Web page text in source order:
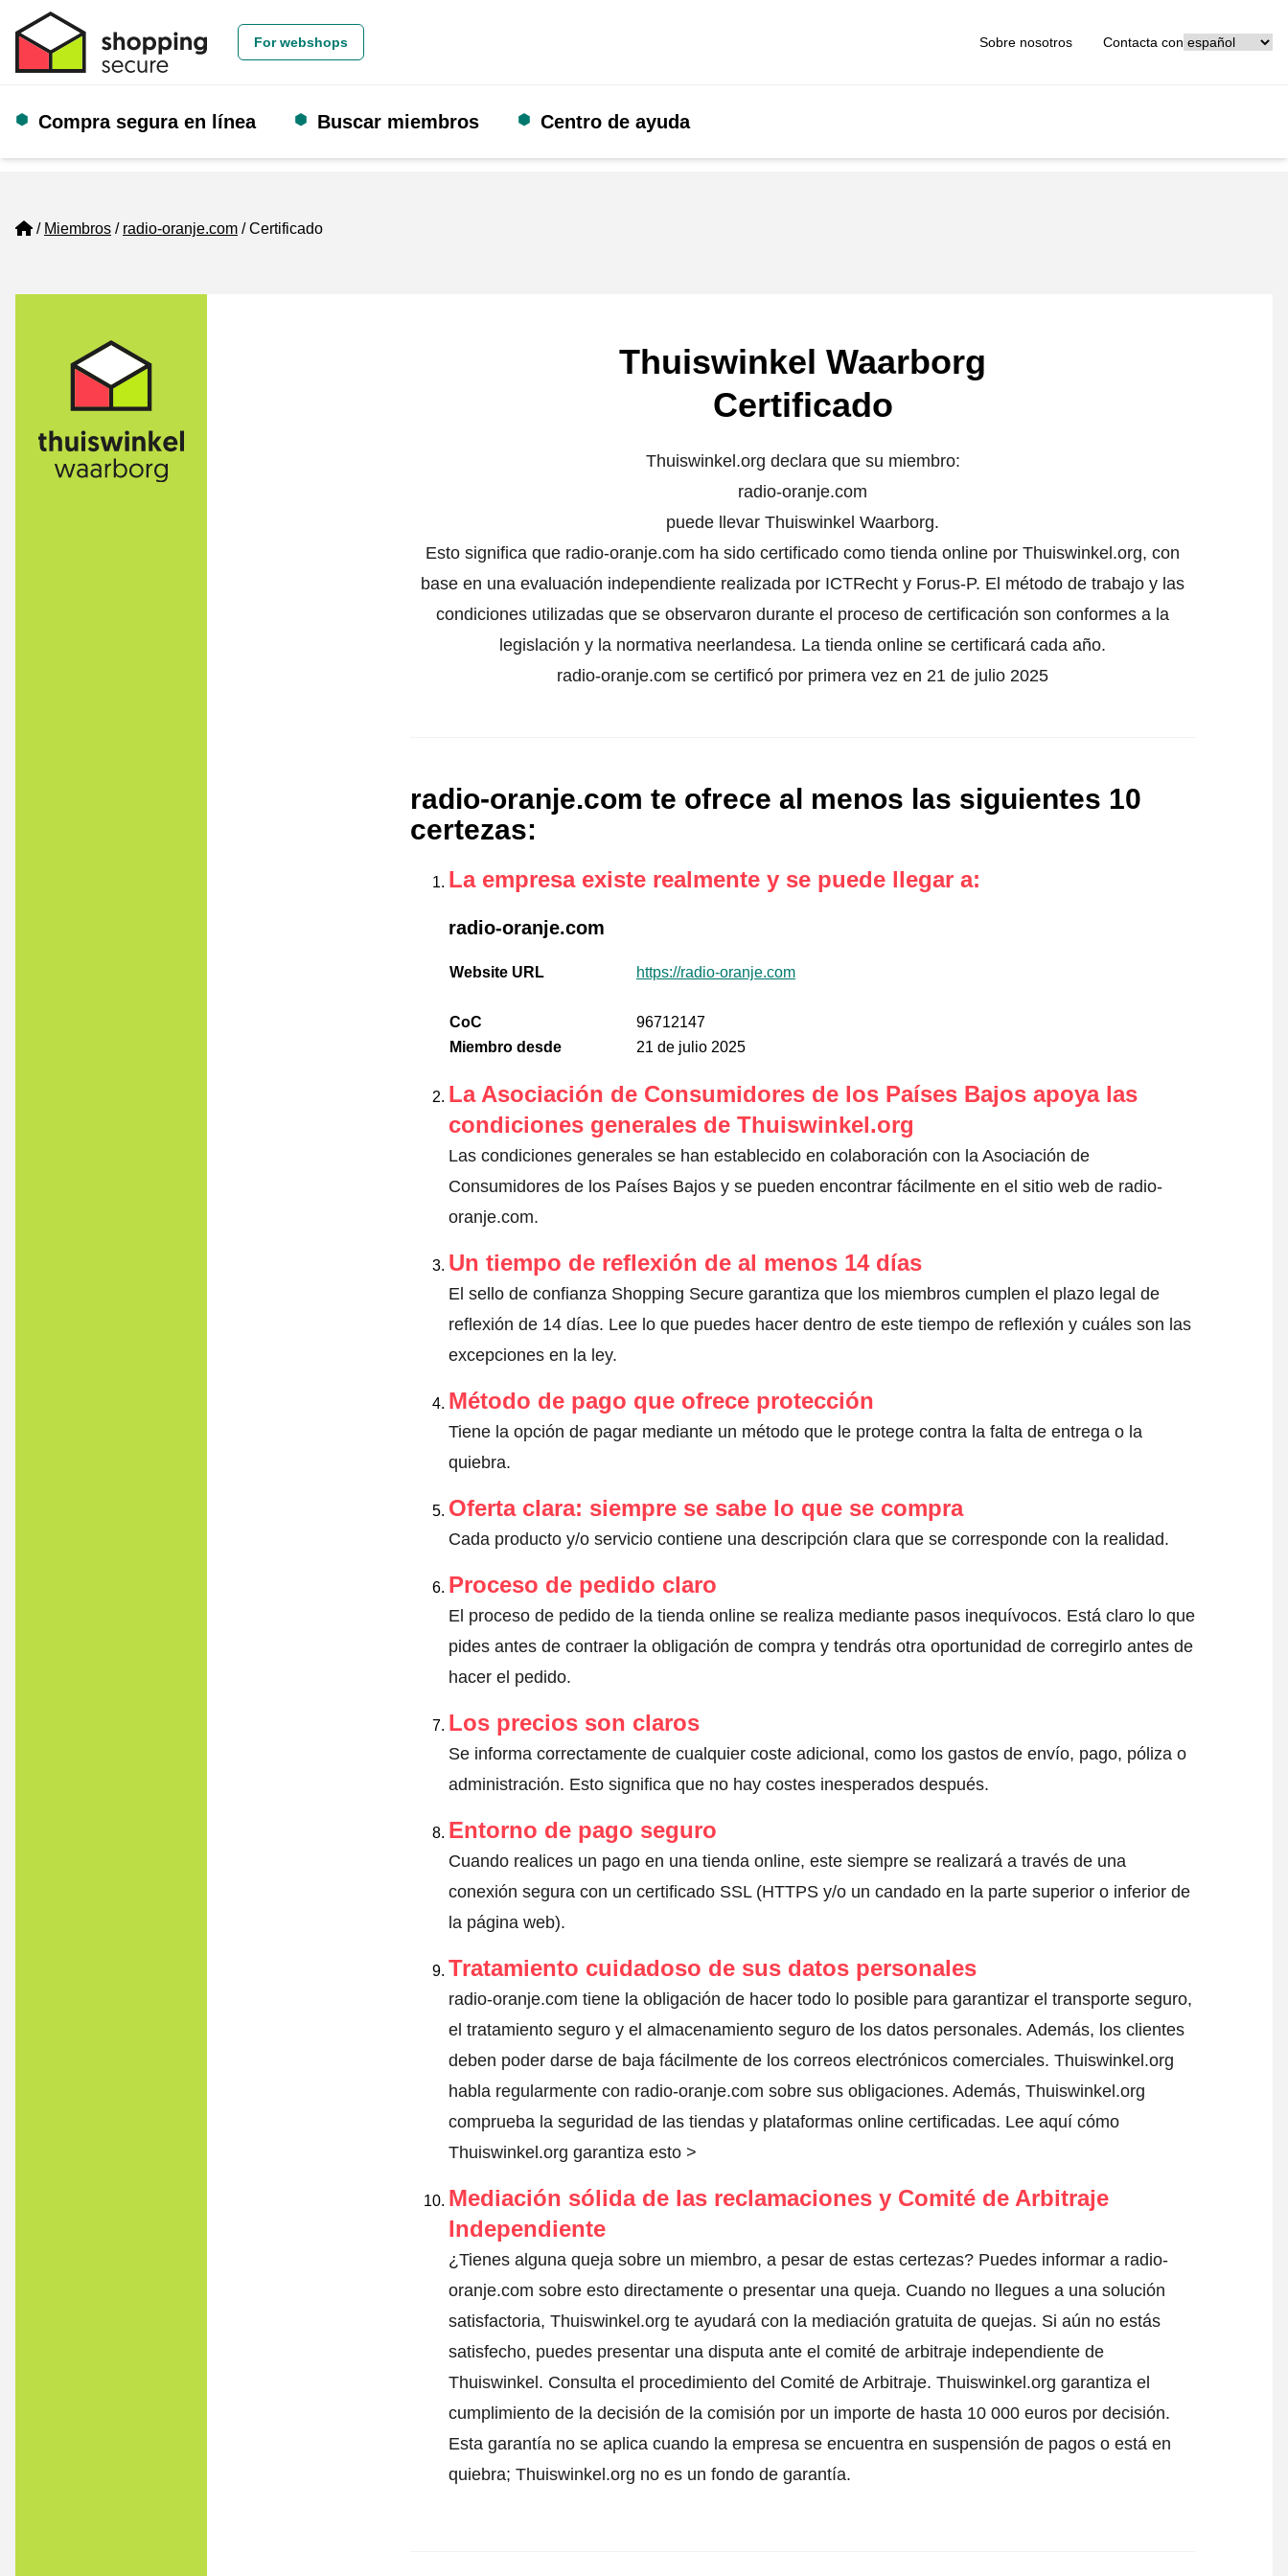
For webshops Sobre nosotros Contacta con
Compra segura en línea Buscar miembros Centro de ayuda
Home
Miembros radio-oranje.com Certificado
Thuiswinkel Waarborg
Certificado
Thuiswinkel.org declara que su miembro:
radio-oranje.com
puede llevar Thuiswinkel Waarborg.
Esto significa que radio-oranje.com ha sido certificado como tienda online por Thuiswinkel.org, con
base en una evaluación independiente realizada por ICTRecht y Forus-P. El método de trabajo y las
condiciones utilizadas que se observaron durante el proceso de certificación son conformes a la
legislación y la normativa neerlandesa. La tienda online se certificará cada año.
radio-oranje.com se certificó por primera vez en 21 de julio 2025
radio-oranje.com te ofrece al menos las siguientes 10
certezas:
La empresa existe realmente y se puede llegar a:
radio-oranje.com
Website URL https://radio-oranje.com
CoC
96712147
Miembro desde
21 de julio 2025
La Asociación de Consumidores de los Países Bajos apoya las
condiciones generales de Thuiswinkel.org
Las condiciones generales se han establecido en colaboración con la Asociación de
Consumidores de los Países Bajos y se pueden encontrar fácilmente en el sitio web de radio-
oranje.com.
Un tiempo de reflexión de al menos 14 días
El sello de confianza Shopping Secure garantiza que los miembros cumplen el plazo legal de
reflexión de 14 días. Lee lo que puedes hacer dentro de este tiempo de reflexión y cuáles son las
excepciones en la ley.
Método de pago que ofrece protección
Tiene la opción de pagar mediante un método que le protege contra la falta de entrega o la
quiebra.
Oferta clara: siempre se sabe lo que se compra
Cada producto y/o servicio contiene una descripción clara que se corresponde con la realidad.
Proceso de pedido claro
El proceso de pedido de la tienda online se realiza mediante pasos inequívocos. Está claro lo que
pides antes de contraer la obligación de compra y tendrás otra oportunidad de corregirlo antes de
hacer el pedido.
Los precios son claros
Se informa correctamente de cualquier coste adicional, como los gastos de envío, pago, póliza o
administración. Esto significa que no hay costes inesperados después.
Entorno de pago seguro
Cuando realices un pago en una tienda online, este siempre se realizará a través de una
conexión segura con un certificado SSL (HTTPS y/o un candado en la parte superior o inferior de
la página web).
Tratamiento cuidadoso de sus datos personales
radio-oranje.com tiene la obligación de hacer todo lo posible para garantizar el transporte seguro,
el tratamiento seguro y el almacenamiento seguro de los datos personales. Además, los clientes
deben poder darse de baja fácilmente de los correos electrónicos comerciales. Thuiswinkel.org
habla regularmente con radio-oranje.com sobre sus obligaciones. Además, Thuiswinkel.org
comprueba la seguridad de las tiendas y plataformas online certificadas. Lee aquí cómo
Thuiswinkel.org garantiza esto >
Mediación sólida de las reclamaciones y Comité de Arbitraje
Independiente
¿Tienes alguna queja sobre un miembro, a pesar de estas certezas? Puedes informar a radio-
oranje.com sobre esto directamente o presentar una queja. Cuando no llegues a una solución
satisfactoria, Thuiswinkel.org te ayudará con la mediación gratuita de quejas. Si aún no estás
satisfecho, puedes presentar una disputa ante el comité de arbitraje independiente de
Thuiswinkel. Consulta el procedimiento del Comité de Arbitraje. Thuiswinkel.org garantiza el
cumplimiento de la decisión de la comisión por un importe de hasta 10 000 euros por decisión.
Esta garantía no se aplica cuando la empresa se encuentra en suspensión de pagos o está en
quiebra; Thuiswinkel.org no es un fondo de garantía.